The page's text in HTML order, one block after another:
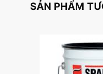
SẢN PHẨM